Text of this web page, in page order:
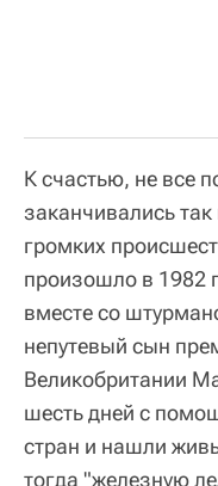
К счастью, не все
заканчивались
громких
произошло в 1982
вместе со
непутевый сын
Великобритании
шесть дней с
стран и нашли
тогда "железную